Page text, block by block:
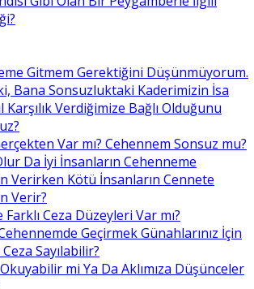
Gitmem Gerektiğini Düşünmüyorum.
Bana Sonsuzluktaki Kaderimizin İsa
Karşılık Verdiğimize Bağlı Olduğunu
Var mı? Cehennem Sonsuz mu?
Da İyi İnsanların Cehenneme
Verirken Kötü İnsanların Cennete
Verir?
Ceza Düzeyleri Var mı?
Geçirmek Günahlarınız İçin
Sayılabilir?
Okuyabilir mi Ya Da Aklımıza Düşünceler